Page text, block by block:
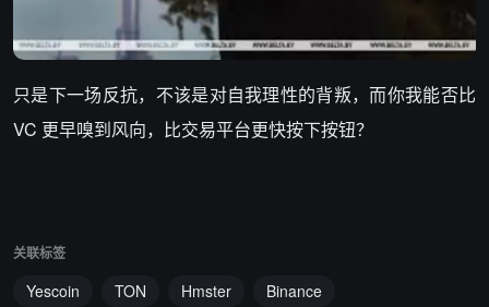
只是下一场反抗，不该是对自我理性的背叛，而你我能否比
VC 更早嗅到风向，比交易平台更快按下按钮？
关联标签
Yescoin TON Hmster Binance